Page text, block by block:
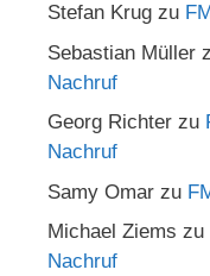
Stefan Krug zu
Sebastian Müller
Nachruf
Georg Richter zu
Nachruf
Samy Omar zu
Michael Ziems zu
Nachruf